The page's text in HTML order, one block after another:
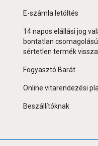
E-számla letöltés
14 napos elállási jog
bontatlan
sértetlen termék
Fogyasztó Barát
Online vitarendezési
Beszállítóknak